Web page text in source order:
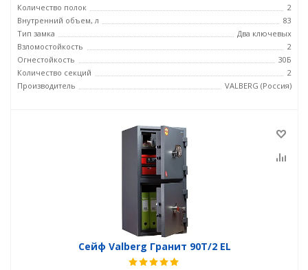
Количество полок
2
Внутренний объем, л
83
Тип замка
Два ключевых
Взломостойкость
2
Огнестойкость
30Б
Количество секций
2
Производитель
VALBERG (Россия)
Сейф Valberg Гранит 90T/2 EL